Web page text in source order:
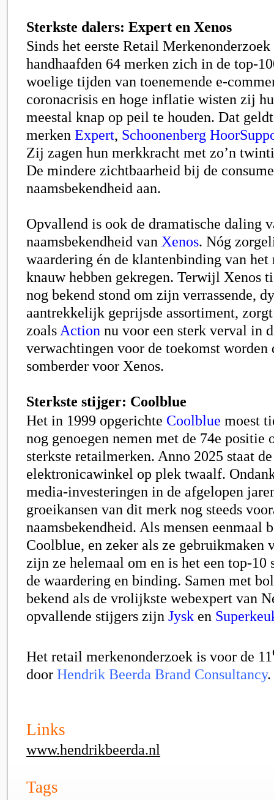
Sterkste dalers: Expert en Xenos
Sinds het eerste Retail
handhaafden 64 merken zich in de top-
woelige tijden van toenemende e-
coronacrisis en hoge inflatie wisten zij
meestal knap op peil te houden. Dat
merken Expert, Schoonenberg
Zij zagen hun merkkracht met zo’n
De mindere zichtbaarheid bij de
naamsbekendheid aan.
Opvallend is ook de dramatische daling
naamsbekendheid van Xenos. Nóg
waardering én de klantenbinding van het
knauw hebben gekregen. Terwijl Xenos
nog bekend stond om zijn verrassende,
aantrekkelijk geprijsde assortiment,
zoals Action nu voor een sterk verval in
verwachtingen voor de toekomst worden
somberder voor Xenos.
Sterkste stijger: Coolblue
Het in 1999 opgerichte Coolblue moest
nog genoegen nemen met de 74e positie
sterkste retailmerken. Anno 2025 staat de
elektronicawinkel op plek twaalf.
media-investeringen in de afgelopen
groeikansen van dit merk nog steeds
naamsbekendheid. Als mensen eenmaal
Coolblue, en zeker als ze gebruikmaken
zijn ze helemaal om en is het een top-10
de waardering en binding. Samen met
bekend als de vrolijkste webexpert van
opvallende stijgers zijn Jysk en
Het retail merkenonderzoek is voor de 11
door Hendrik Beerda Brand Consultancy.
Links
www.hendrikbeerda.nl
Tags